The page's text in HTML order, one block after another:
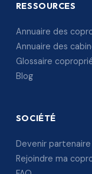
RESSOURCES
Annuaire des
Annuaire des
Glossaire
Blog
SOCIÉTÉ
Devenir partenaire
Rejoindre ma